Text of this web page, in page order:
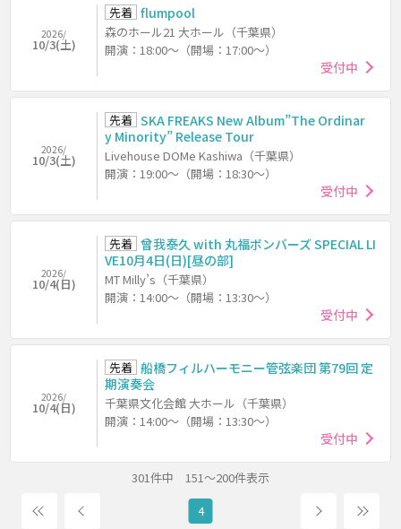
2026/
10/3(土)
先着 flumpool
森のホール21 大ホール（千葉県）
開演：18:00～（開場：17:00～）
受付中
2026/
10/3(土)
先着 SKA FREAKS New Album”The Ordinar
y Minority” Release Tour
Livehouse DOMe Kashiwa（千葉県）
開演：19:00～（開場：18:30～）
受付中
2026/
10/4(日)
先着 曾我泰久 with 丸福ボンバーズ SPECIAL LI
VE10月4日(日)[昼の部]
MT Milly’s（千葉県）
開演：14:00～（開場：13:30～）
受付中
2026/
10/4(日)
先着 船橋フィルハーモニー管弦楽団 第79回 定
期演奏会
千葉県文化会館 大ホール（千葉県）
開演：14:00～（開場：13:30～）
受付中
301件中 151～200件表示
4
次へ